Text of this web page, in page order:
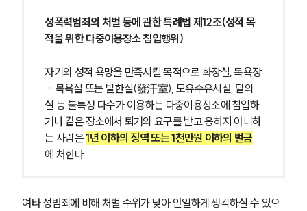
성폭력범죄의 처벌 등에 관한 특례법 제12조(성적 목
적을 위한 다중이용장소 침입행위)
자기의 성적 욕망을 만족시킬 목적으로 화장실, 목욕장
ㆍ목욕실 또는 발한실(發汗室), 모유수유시설, 탈의
실 등 불특정 다수가 이용하는 다중이용장소에 침입하
거나 같은 장소에서 퇴거의 요구를 받고 응하지 아니하
는 사람은 1년 이하의 징역 또는 1천만원 이하의 벌금
에 처한다.
여타 성범죄에 비해 처벌 수위가 낮아 안일하게 생각하실 수 있으